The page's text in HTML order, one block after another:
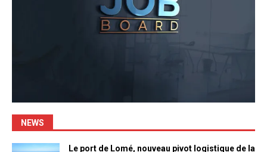
NEWS
Le port de Lomé, nouveau pivot logistique de la